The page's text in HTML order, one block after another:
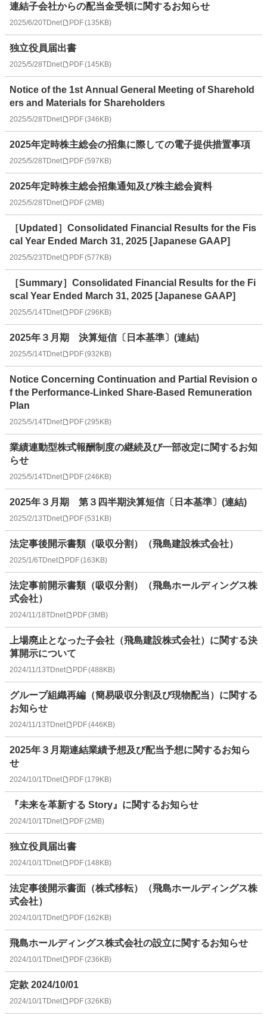
連結子会社からの配当金受領に関するお知らせ
2025/6/20TDnet PDF(135KB)
独立役員届出書
2025/5/28TDnet PDF(145KB)
Notice of the 1st Annual General Meeting of Sharehold
ers and Materials for Shareholders
2025/5/28TDnet PDF(346KB)
2025年定時株主総会の招集に際しての電子提供措置事項
2025/5/28TDnet PDF(597KB)
2025年定時株主総会招集通知及び株主総会資料
2025/5/28TDnet PDF(2MB)
［Updated］Consolidated Financial Results for the Fis
cal Year Ended March 31, 2025 [Japanese GAAP]
2025/5/23TDnet PDF(577KB)
［Summary］Consolidated Financial Results for the Fi
scal Year Ended March 31, 2025 [Japanese GAAP]
2025/5/14TDnet PDF(296KB)
2025年３月期 決算短信〔日本基準〕(連結)
2025/5/14TDnet PDF(932KB)
Notice Concerning Continuation and Partial Revision o
f the Performance-Linked Share-Based Remuneration
Plan
2025/5/14TDnet PDF(295KB)
業績連動型株式報酬制度の継続及び一部改定に関するお知
らせ
2025/5/14TDnet PDF(246KB)
2025年３月期 第３四半期決算短信〔日本基準〕(連結)
2025/2/13TDnet PDF(531KB)
法定事後開示書類（吸収分割）（飛島建設株式会社）
2025/1/6TDnet PDF(163KB)
法定事前開示書類（吸収分割）（飛島ホールディングス株
式会社）
2024/11/18TDnet PDF(3MB)
上場廃止となった子会社（飛島建設株式会社）に関する決
算開示について
2024/11/13TDnet PDF(488KB)
グループ組織再編（簡易吸収分割及び現物配当）に関する
お知らせ
2024/11/13TDnet PDF(446KB)
2025年３月期連結業績予想及び配当予想に関するお知ら
せ
2024/10/1 TDnet PDF(179KB)
『未来を革新する Story』に関するお知らせ
2024/10/1 TDnet PDF(2MB)
独立役員届出書
2024/10/1 TDnet PDF(148KB)
法定事後開示書面（株式移転）（飛島ホールディングス株
式会社）
2024/10/1 TDnet PDF(162KB)
飛島ホールディングス株式会社の設立に関するお知らせ
2024/10/1 TDnet PDF(236KB)
定款 2024/10/01
2024/10/1 TDnet PDF(326KB)